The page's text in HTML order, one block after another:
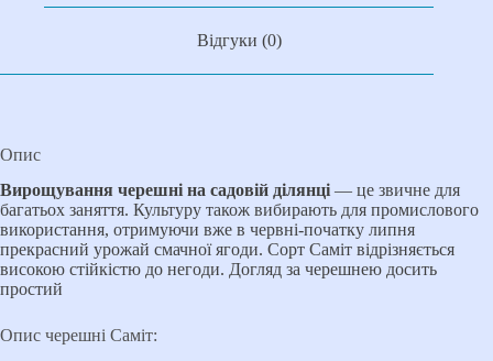
Відгуки (0)
Опис
Вирощування черешні на садовій ділянці — це звичне для
багатьох заняття. Культуру також вибирають для промислового
використання, отримуючи вже в червні-початку липня
прекрасний урожай смачної ягоди. Сорт Саміт відрізняється
високою стійкістю до негоди. Догляд за черешнею досить
простий
Опис черешні Саміт: